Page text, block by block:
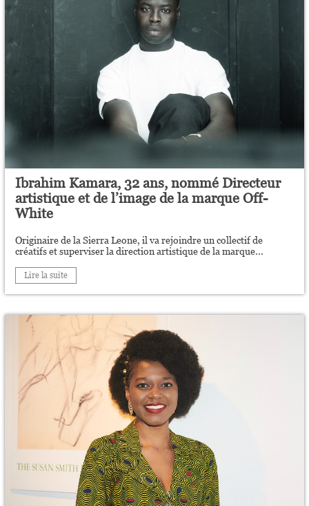
Ibrahim Kamara, 32 ans, nommé Directeur
artistique et de l’image de la marque Off-
White
Originaire de la Sierra Leone, il va rejoindre un collectif de
créatifs et superviser la direction artistique de la marque...
Lire la suite